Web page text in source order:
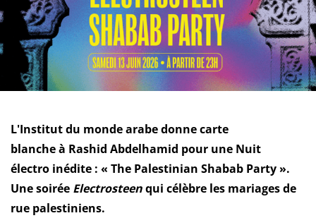
L'Institut du monde arabe donne carte
blanche à Rashid Abdelhamid pour une Nuit
électro inédite : « The Palestinian Shabab Party ».
Une soirée Electrosteenqui célèbre les mariages de
rue palestiniens.